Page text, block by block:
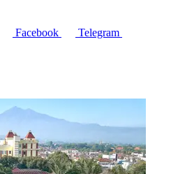
Facebook
Telegram